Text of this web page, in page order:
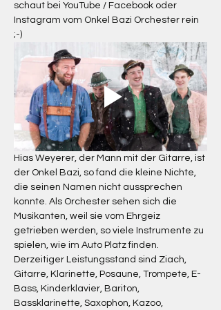
schaut bei YouTube / Facebook oder
Instagram vom Onkel Bazi Orchester rein
;-)
Hias Weyerer, der Mann mit der Gitarre, ist
der Onkel Bazi, so fand die kleine Nichte,
die seinen Namen nicht aussprechen
konnte. Als Orchester sehen sich die
Musikanten, weil sie vom Ehrgeiz
getrieben werden, so viele Instrumente zu
spielen, wie im Auto Platz finden.
Derzeitiger Leistungsstand sind Ziach,
Gitarre, Klarinette, Posaune, Trompete, E-
Bass, Kinderklavier, Bariton,
Bassklarinette, Saxophon, Kazoo,